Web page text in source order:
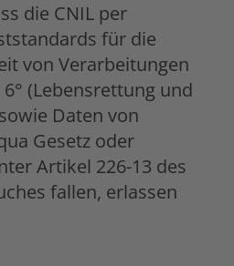
die CNIL per
für die
von Verarbeitungen
(Lebensrettung und
Daten von
Gesetz oder
Artikel 226-13 des
fallen, erlassen